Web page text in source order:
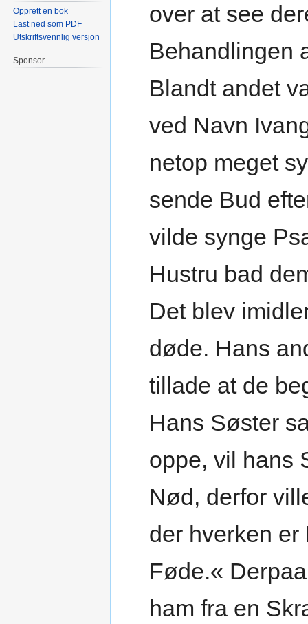
over at see
Behandlingen
Blandt andet
ved Navn
netop meget
sende Bud
vilde synge
Hustru bad
Det blev
døde. Hans
tillade at de
Hans Søster
oppe, vil hans
Nød, derfor
der hverken
Føde.«
ham fra en
Opprett en bok
Last ned som PDF
Utskriftsvennlig versjon
Sponsor